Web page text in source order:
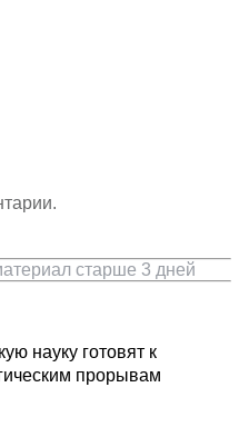
старше 3 дней
науку готовят к
прорывам